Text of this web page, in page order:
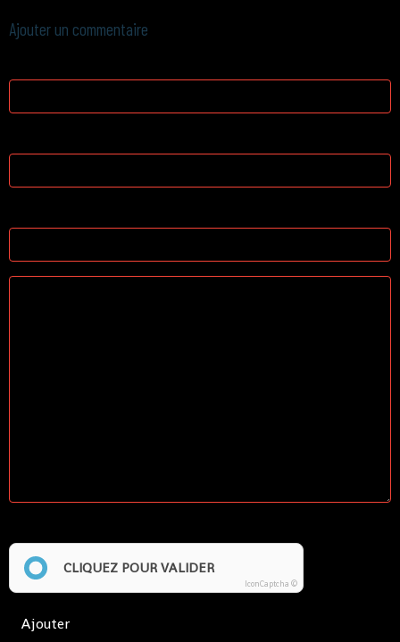
Ajouter un commentaire
CLIQUEZ POUR VALIDER
IconCaptcha ©
Ajouter